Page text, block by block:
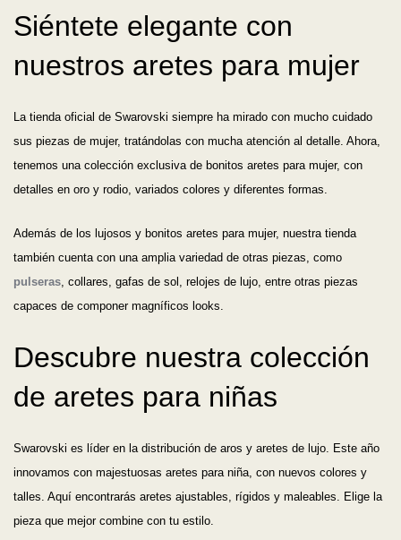
Siéntete elegante con
nuestros aretes para mujer
La tienda oficial de Swarovski siempre ha mirado con mucho cuidado
sus piezas de mujer, tratándolas con mucha atención al detalle. Ahora,
tenemos una colección exclusiva de bonitos aretes para mujer, con
detalles en oro y rodio, variados colores y diferentes formas.
Además de los lujosos y bonitos aretes para mujer, nuestra tienda
también cuenta con una amplia variedad de otras piezas, como
pulseras , collares, gafas de sol, relojes de lujo, entre otras piezas
capaces de componer magníficos looks.
Descubre nuestra colección
de aretes para niñas
Swarovski es líder en la distribución de aros y aretes de lujo. Este año
innovamos con majestuosas aretes para niña, con nuevos colores y
talles. Aquí encontrarás aretes ajustables, rígidos y maleables. Elige la
pieza que mejor combine con tu estilo.